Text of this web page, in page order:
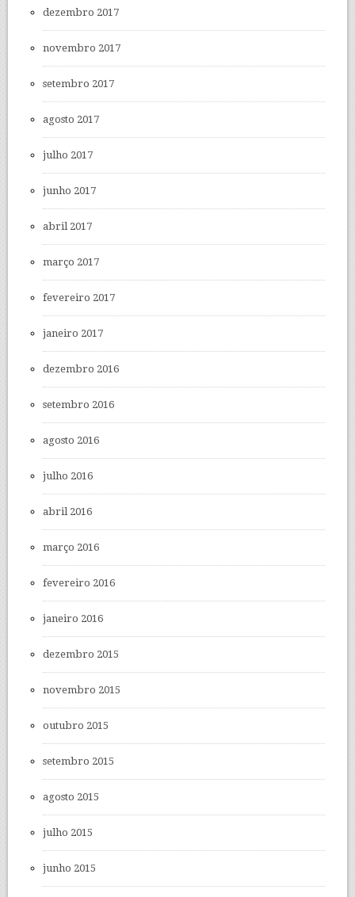
dezembro 2017
novembro 2017
setembro 2017
agosto 2017
julho 2017
junho 2017
abril 2017
março 2017
fevereiro 2017
janeiro 2017
dezembro 2016
setembro 2016
agosto 2016
julho 2016
abril 2016
março 2016
fevereiro 2016
janeiro 2016
dezembro 2015
novembro 2015
outubro 2015
setembro 2015
agosto 2015
julho 2015
junho 2015